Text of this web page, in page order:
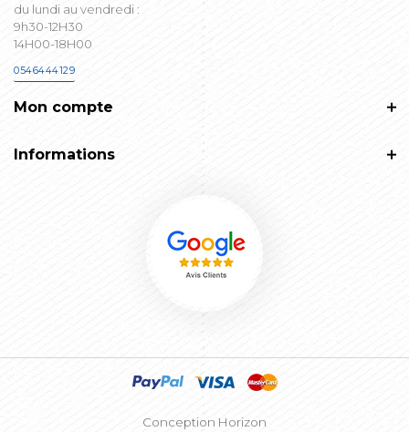
du lundi au vendredi :
9h30-12H30
14H00-18H00
0546444129
Mon compte
Informations
Conception Horizon